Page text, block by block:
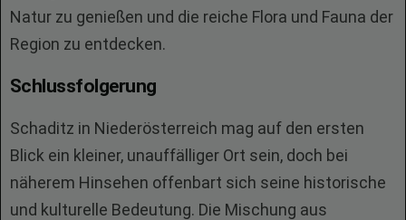
Natur zu genießen und die reiche Flora und Fauna der
Region zu entdecken.
Schlussfolgerung
Schaditz in Niederösterreich mag auf den ersten
Blick ein kleiner, unauffälliger Ort sein, doch bei
näherem Hinsehen offenbart sich seine historische
und kulturelle Bedeutung. Die Mischung aus